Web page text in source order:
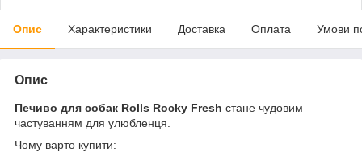
Опис Характеристики Доставка Оплата Умови
Опис
Печиво для собак Rolls Rocky Fresh стане чудовим
частуванням для улюбленця.
Чому варто купити: